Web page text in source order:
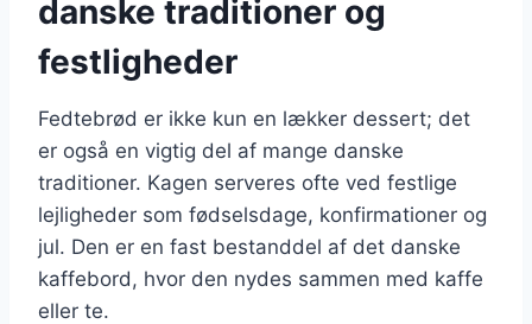
danske traditioner og
festligheder
Fedtebrød er ikke kun en lækker dessert; det
er også en vigtig del af mange danske
traditioner. Kagen serveres ofte ved festlige
lejligheder som fødselsdage, konfirmationer og
jul. Den er en fast bestanddel af det danske
kaffebord, hvor den nydes sammen med kaffe
eller te.